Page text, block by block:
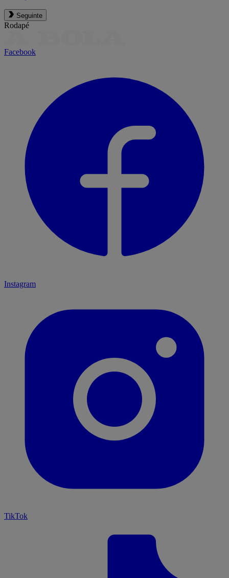
Seguinte
Rodapé
Facebook
Instagram
TikTok